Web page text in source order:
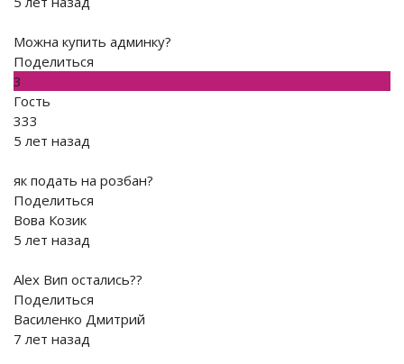
Можна купить админку?
Поделиться
3
Гость
333
5 лет назад
як подать на розбан?
Поделиться
Вова Козик
5 лет назад
Alex Вип остались??
Поделиться
Василенко Дмитрий
7 лет назад